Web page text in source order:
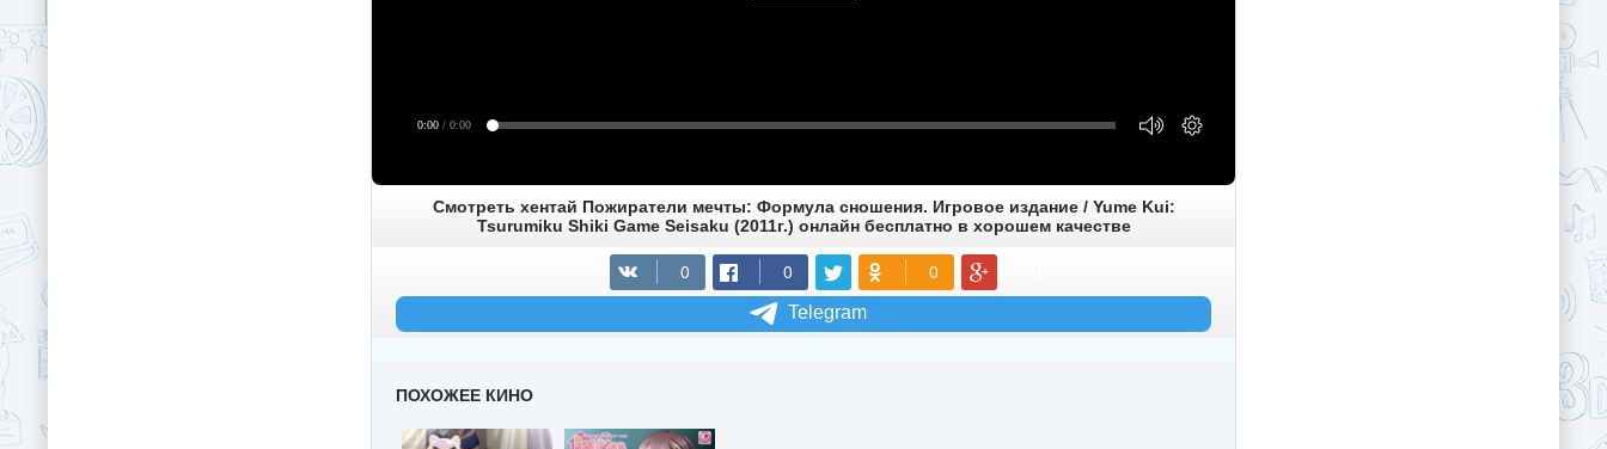
0:00 / 0:00
Смотреть хентай Пожиратели мечты: Формула сношения. Игровое издание / Yume Kui:
Tsurumiku Shiki Game Seisaku (2011г.) онлайн бесплатно в хорошем качестве
Telegram
ПОХОЖЕЕ КИНО